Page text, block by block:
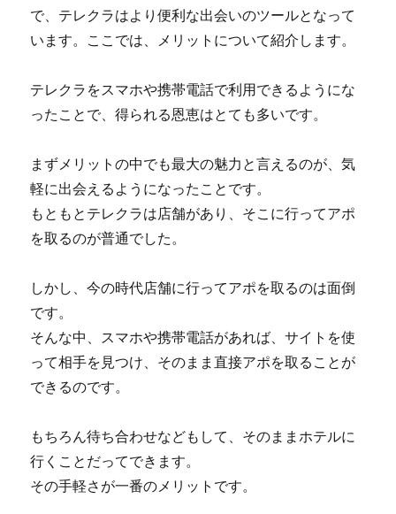
で、テレクラはより便利な出会いのツールとなって
います。ここでは、メリットについて紹介します。
テレクラをスマホや携帯電話で利用できるようにな
ったことで、得られる恩恵はとても多いです。
まずメリットの中でも最大の魅力と言えるのが、気
軽に出会えるようになったことです。
もともとテレクラは店舗があり、そこに行ってアポ
を取るのが普通でした。
しかし、今の時代店舗に行ってアポを取るのは面倒
です。
そんな中、スマホや携帯電話があれば、サイトを使
って相手を見つけ、そのまま直接アポを取ることが
できるのです。
もちろん待ち合わせなどもして、そのままホテルに
行くことだってできます。
その手軽さが一番のメリットです。